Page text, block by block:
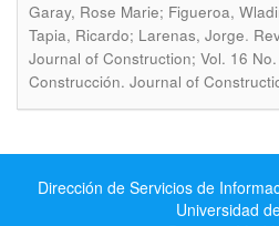
Garay, Rose Marie; Figueroa,
Tapia, Ricardo; Larenas, Jorge.
Journal of Construction; Vol. 16
Construcción. Journal of
Dirección de Servicios de
Universidad